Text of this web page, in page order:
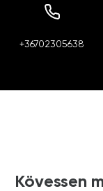
+36702305638
Kövessen